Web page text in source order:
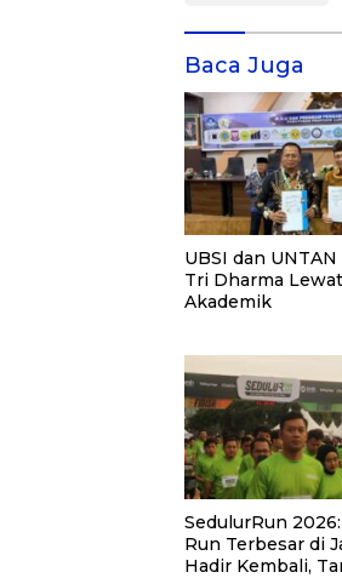
Baca Juga
UBSI dan
Tri Dharma
Akademik
SedulurRun
Run Terbesar di
Hadir Kembali,